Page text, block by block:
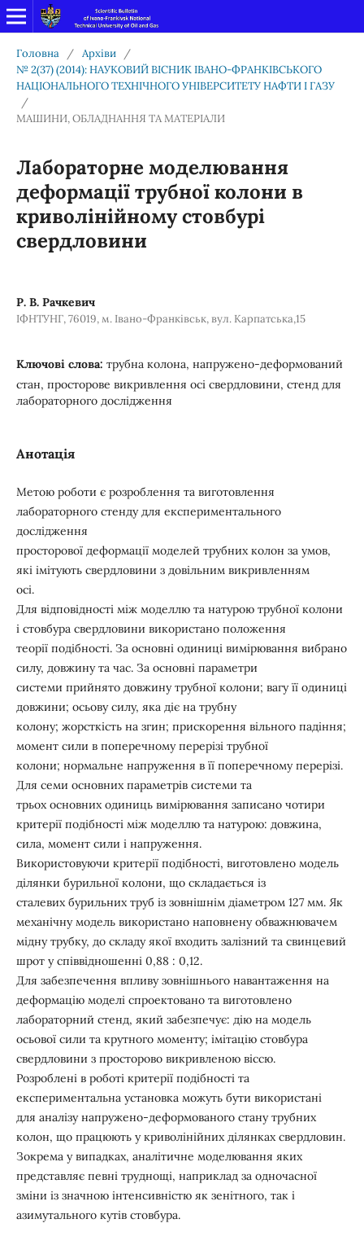
Головна / Архіви
/
№ 2(37) (2014): НАУКОВИЙ ВІСНИК ІВАНО-ФРАНКІВСЬКОГО
НАЦІОНАЛЬНОГО ТЕХНІЧНОГО УНІВЕРСИТЕТУ НАФТИ І ГАЗУ
/
МАШИНИ, ОБЛАДНАННЯ ТА МАТЕРІАЛИ
Лабораторне моделювання
деформації трубної колони в
криволінійному стовбурі
свердловини
Р. В. Рачкевич
ІФНТУНГ, 76019, м. Івано-Франківськ, вул. Карпатська,15
Ключові слова: трубна колона, напружено-деформований
стан, просторове викривлення осі свердловини, стенд для
лабораторного дослідження
Анотація
Метою роботи є розроблення та виготовлення
лабораторного стенду для експериментального
дослідження
просторової деформації моделей трубних колон за умов,
які імітують свердловини з довільним викривленням
осі.
Для відповідності між моделлю та натурою трубної колони
і стовбура свердловини використано положення
теорії подібності. За основні одиниці вимірювання вибрано
силу, довжину та час. За основні параметри
системи прийнято довжину трубної колони; вагу її одиниці
довжини; осьову силу, яка діє на трубну
колону; жорсткість на згин; прискорення вільного падіння;
момент сили в поперечному перерізі трубної
колони; нормальне напруження в її поперечному перерізі.
Для семи основних параметрів системи та
трьох основних одиниць вимірювання записано чотири
критерії подібності між моделлю та натурою: довжина,
сила, момент сили і напруження.
Використовуючи критерії подібності, виготовлено модель
ділянки бурильної колони, що складається із
сталевих бурильних труб із зовнішнім діаметром 127 мм. Як
механічну модель використано наповнену обважнювачем
мідну трубку, до складу якої входить залізний та свинцевий
шрот у співвідношенні 0,88 : 0,12.
Для забезпечення впливу зовнішнього навантаження на
деформацію моделі спроектовано та виготовлено
лабораторний стенд, який забезпечує: дію на модель
осьової сили та крутного моменту; імітацію стовбура
свердловини з просторово викривленою віссю.
Розроблені в роботі критерії подібності та
експериментальна установка можуть бути використані
для аналізу напружено-деформованого стану трубних
колон, що працюють у криволінійних ділянках свердловин.
Зокрема у випадках, аналітичне моделювання яких
представляє певні труднощі, наприклад за одночасної
зміни із значною інтенсивністю як зенітного, так і
азимутального кутів стовбура.